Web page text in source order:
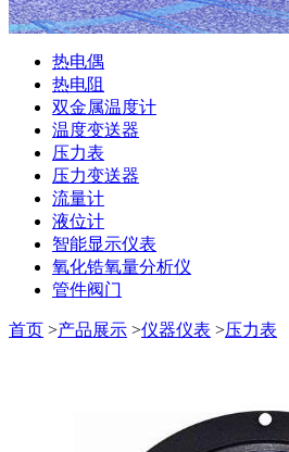
热电偶
热电阻
双金属温度计
温度变送器
压力表
压力变送器
流量计
液位计
智能显示仪表
氧化锆氧量分析仪
管件阀门
首页 >产品展示 >仪器仪表 >压力表